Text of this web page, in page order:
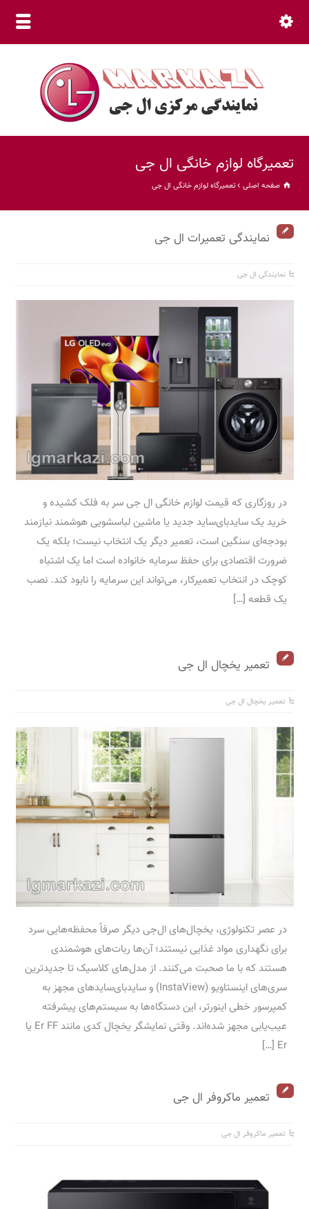
تعمیرگاه لوازم خانگی ال جی
صفحه اصلی تعمیرگاه لوازم خانگی ال جی
نمایندگی تعمیرات ال جی
نمایندگی ال جی
در روزگاری که قیمت لوازم خانگی ال جی سر به فلک کشیده و
خرید یک ساید‌بای‌ساید جدید یا ماشین لباسشویی هوشمند نیازمند
بودجه‌ای سنگین است، تعمیر دیگر یک انتخاب نیست؛ بلکه یک
ضرورت اقتصادی برای حفظ سرمایه خانواده است اما یک اشتباه
کوچک در انتخاب تعمیرکار، می‌تواند این سرمایه را نابود کند. نصب
یک قطعه […]
تعمیر یخچال ال جی
تعمیر یخچال ال جی
در عصر تکنولوژی، یخچال‌های ال‌جی دیگر صرفاً محفظه‌هایی سرد
برای نگهداری مواد غذایی نیستند؛ آن‌ها ربات‌های هوشمندی
هستند که با ما صحبت می‌کنند. از مدل‌های کلاسیک تا جدیدترین
سری‌های اینستاویو (InstaView) و ساید‌بای‌سایدهای مجهز به
کمپرسور خطی اینورتر، این دستگاه‌ها به سیستم‌های پیشرفته
عیب‌یابی مجهز شده‌اند. وقتی نمایشگر یخچال کدی مانند Er FF یا
Er […]
تعمیر ماکروفر ال جی
تعمیر ماکروفر ال جی